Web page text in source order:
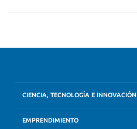
CIENCIA, TECNOLOGÍA E INNOVACIÓN
EMPRENDIMIENTO